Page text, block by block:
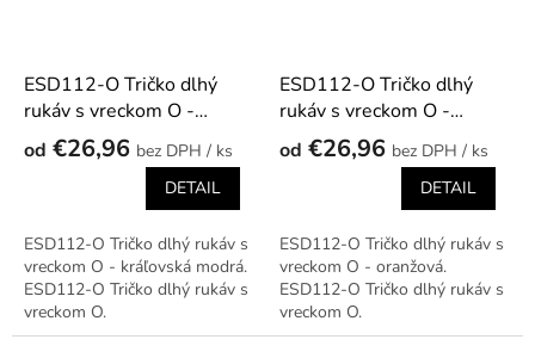
ESD112-O Tričko dlhý
rukáv s vreckom O -
kráľovská modrá
od €26,96
/ ks
DETAIL
ESD112-O Tričko dlhý rukáv s
vreckom O - kráľovská modrá.
ESD112-O Tričko dlhý rukáv s
vreckom O.
ESD112-O Tričko dlhý
rukáv s vreckom O -
oranžová
od €26,96
/ ks
DETAIL
ESD112-O Tričko dlhý rukáv s
vreckom O - oranžová.
ESD112-O Tričko dlhý rukáv s
vreckom O.